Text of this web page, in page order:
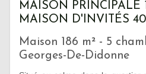
MAISON PRINCIPALE
MAISON D'INVITÉS
Maison 186 m² - 5
Georges-De-Didonne